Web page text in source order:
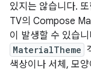
있지는 않습니다.
TV의 Compose
이 발생할 수 있습
MaterialTheme
색상이나 서체, 모